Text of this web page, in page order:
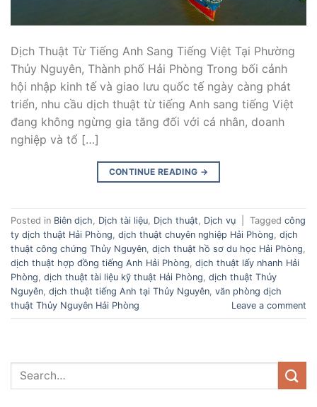
Dịch Thuật Từ Tiếng Anh Sang Tiếng Việt Tại Phường
Thủy Nguyên, Thành phố Hải Phòng Trong bối cảnh
hội nhập kinh tế và giao lưu quốc tế ngày càng phát
triển, nhu cầu dịch thuật từ tiếng Anh sang tiếng Việt
đang không ngừng gia tăng đối với cá nhân, doanh
nghiệp và tổ […]
CONTINUE READING →
Posted in Biên dịch Dịch tài liệu Dịch thuật Dịch vụ Tagged công
ty dịch thuật Hải Phòng dịch thuật chuyên nghiệp Hải Phòng dịch
thuật công chứng Thủy Nguyên dịch thuật hồ sơ du học Hải Phòng
dịch thuật hợp đồng tiếng Anh Hải Phòng dịch thuật lấy nhanh Hải
Phòng dịch thuật tài liệu kỹ thuật Hải Phòng dịch thuật Thủy
Nguyên dịch thuật tiếng Anh tại Thủy Nguyên văn phòng dịch
thuật Thủy Nguyên Hải Phòng
Leave a comment